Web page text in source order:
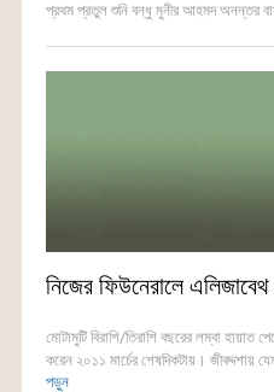
প্রথম প্রতুল শুনি বন্ধু মুনীর আহমদ অনন্তর
নিজের ফিউনেরালে
মোটামুটি বিরাশি/তিরাশি বছরের লম্বা
করেন ২০১১ মার্চের শেষদিকটায়। জীবদ্দশায়
পড়ুন